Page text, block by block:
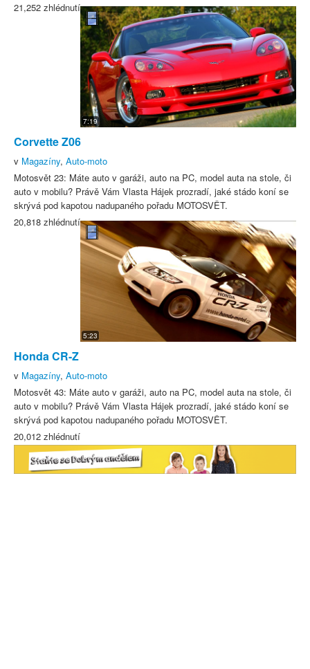
21,252 zhlédnutí
7:19
Corvette Z06
v Magazíny, Auto-moto
Motosvět 23: Máte auto v garáži, auto na PC, model auta na stole, či
auto v mobilu? Právě Vám Vlasta Hájek prozradí, jaké stádo koní se
skrývá pod kapotou nadupaného pořadu MOTOSVĚT.
20,818 zhlédnutí
5:23
Honda CR-Z
v Magazíny, Auto-moto
Motosvět 43: Máte auto v garáži, auto na PC, model auta na stole, či
auto v mobilu? Právě Vám Vlasta Hájek prozradí, jaké stádo koní se
skrývá pod kapotou nadupaného pořadu MOTOSVĚT.
20,012 zhlédnutí